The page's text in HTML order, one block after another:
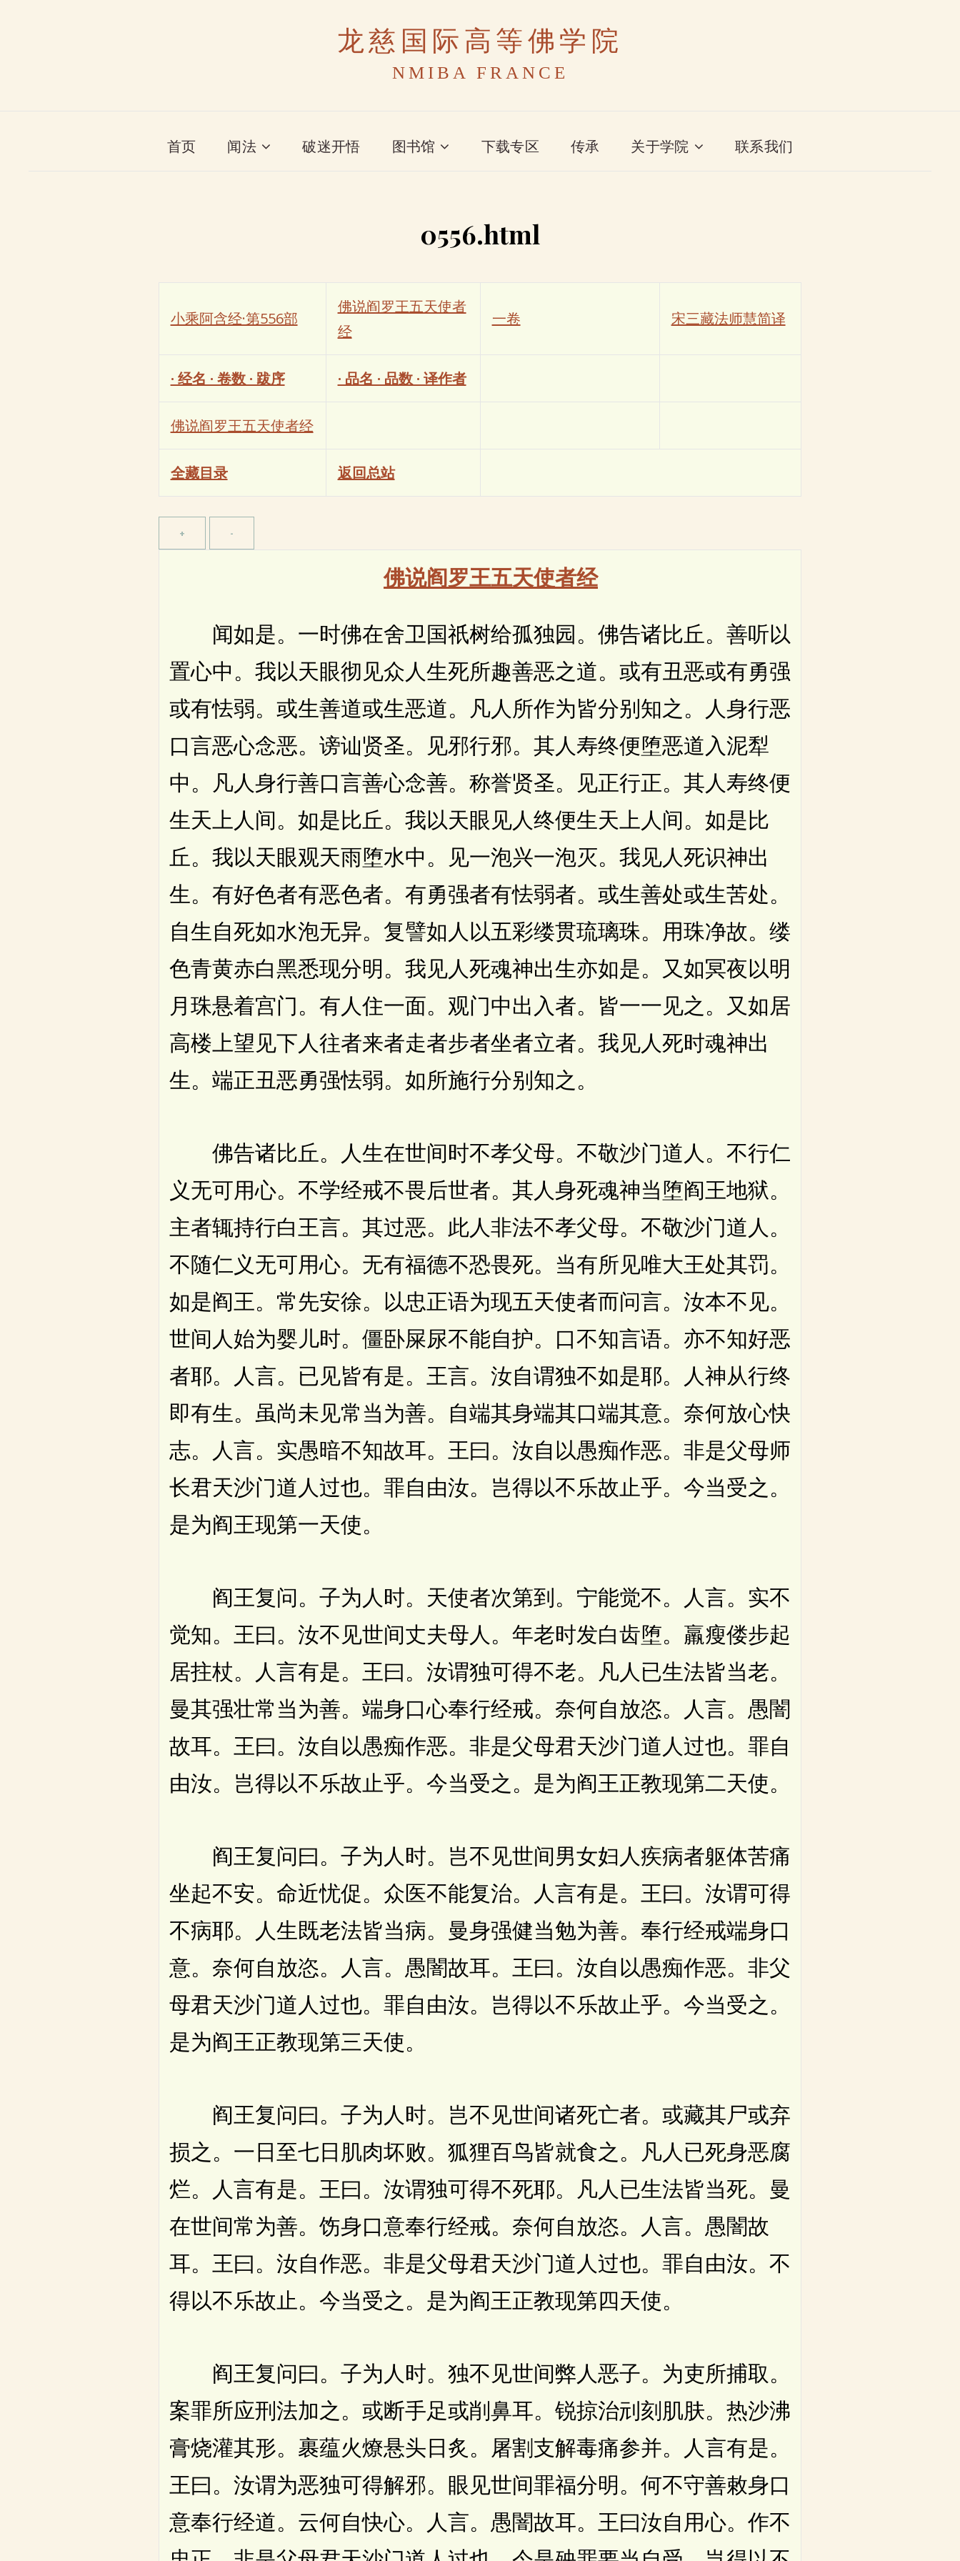
龙慈国际高等佛学院
NMIBA FRANCE
首页 闻法 破迷开悟 图书馆 下载专区 传承 关于学院 联系我们
0556.html
小乘阿含经·第556部
佛说阎罗王五天使者
经
一卷 宋三藏法师慧简译
· 经名 · 卷数 · 跋序 · 品名 · 品数 · 译作者
佛说阎罗王五天使者经
全藏目录 返回总站
佛说阎罗王五天使者经
闻如是。一时佛在舍卫国祇树给孤独园。佛告诸比丘。善听以
置心中。我以天眼彻见众人生死所趣善恶之道。或有丑恶或有勇强
或有怯弱。或生善道或生恶道。凡人所作为皆分别知之。人身行恶
口言恶心念恶。谤讪贤圣。见邪行邪。其人寿终便堕恶道入泥犁
中。凡人身行善口言善心念善。称誉贤圣。见正行正。其人寿终便
生天上人间。如是比丘。我以天眼见人终便生天上人间。如是比
丘。我以天眼观天雨堕水中。见一泡兴一泡灭。我见人死识神出
生。有好色者有恶色者。有勇强者有怯弱者。或生善处或生苦处。
自生自死如水泡无异。复譬如人以五彩缕贯琉璃珠。用珠净故。缕
色青黄赤白黑悉现分明。我见人死魂神出生亦如是。又如冥夜以明
月珠悬着宫门。有人住一面。观门中出入者。皆一一见之。又如居
高楼上望见下人往者来者走者步者坐者立者。我见人死时魂神出
生。端正丑恶勇强怯弱。如所施行分别知之。
佛告诸比丘。人生在世间时不孝父母。不敬沙门道人。不行仁
义无可用心。不学经戒不畏后世者。其人身死魂神当堕阎王地狱。
主者辄持行白王言。其过恶。此人非法不孝父母。不敬沙门道人。
不随仁义无可用心。无有福德不恐畏死。当有所见唯大王处其罚。
如是阎王。常先安徐。以忠正语为现五天使者而问言。汝本不见。
世间人始为婴儿时。僵卧屎尿不能自护。口不知言语。亦不知好恶
者耶。人言。已见皆有是。王言。汝自谓独不如是耶。人神从行终
即有生。虽尚未见常当为善。自端其身端其口端其意。奈何放心快
志。人言。实愚暗不知故耳。王曰。汝自以愚痴作恶。非是父母师
长君天沙门道人过也。罪自由汝。岂得以不乐故止乎。今当受之。
是为阎王现第一天使。
阎王复问。子为人时。天使者次第到。宁能觉不。人言。实不
觉知。王曰。汝不见世间丈夫母人。年老时发白齿堕。羸瘦偻步起
居拄杖。人言有是。王曰。汝谓独可得不老。凡人已生法皆当老。
曼其强壮常当为善。端身口心奉行经戒。奈何自放恣。人言。愚闇
故耳。王曰。汝自以愚痴作恶。非是父母君天沙门道人过也。罪自
由汝。岂得以不乐故止乎。今当受之。是为阎王正教现第二天使。
阎王复问曰。子为人时。岂不见世间男女妇人疾病者躯体苦痛
坐起不安。命近忧促。众医不能复治。人言有是。王曰。汝谓可得
不病耶。人生既老法皆当病。曼身强健当勉为善。奉行经戒端身口
意。奈何自放恣。人言。愚闇故耳。王曰。汝自以愚痴作恶。非父
母君天沙门道人过也。罪自由汝。岂得以不乐故止乎。今当受之。
是为阎王正教现第三天使。
阎王复问曰。子为人时。岂不见世间诸死亡者。或藏其尸或弃
损之。一日至七日肌肉坏败。狐狸百鸟皆就食之。凡人已死身恶腐
烂。人言有是。王曰。汝谓独可得不死耶。凡人已生法皆当死。曼
在世间常为善。饬身口意奉行经戒。奈何自放恣。人言。愚闇故
耳。王曰。汝自作恶。非是父母君天沙门道人过也。罪自由汝。不
得以不乐故止。今当受之。是为阎王正教现第四天使。
阎王复问曰。子为人时。独不见世间弊人恶子。为吏所捕取。
案罪所应刑法加之。或断手足或削鼻耳。锐掠治刓刻肌肤。热沙沸
膏烧灌其形。裹蕴火燎悬头日炙。屠割支解毒痛参并。人言有是。
王曰。汝谓为恶独可得解邪。眼见世间罪福分明。何不守善敕身口
意奉行经道。云何自快心。人言。愚闇故耳。王曰汝自用心。作不